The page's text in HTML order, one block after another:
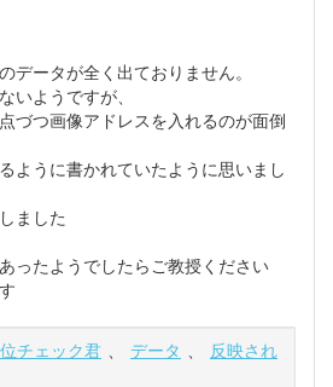
データが全く出ておりません。
いようですが、
づつ画像アドレスを入れるのが面倒
ように書かれていたように思いまし
ました
ったようでしたらご教授ください
チェック君 、 データ 、
反映され